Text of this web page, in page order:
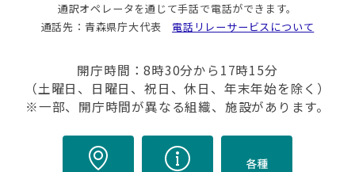
通訳オペレータを通じて手話で電話ができます。
通話先：青森県庁大代表 電話リレーサービスについて
開庁時間：8時30分から17時15分
（土曜日、日曜日、祝日、休日、年末年始を除く）
※一部、開庁時間が異なる組織、施設があります。